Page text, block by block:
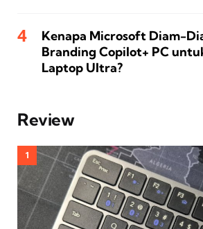
Kenapa Microsoft Diam-
Branding Copilot+ PC
Laptop Ultra?
Review